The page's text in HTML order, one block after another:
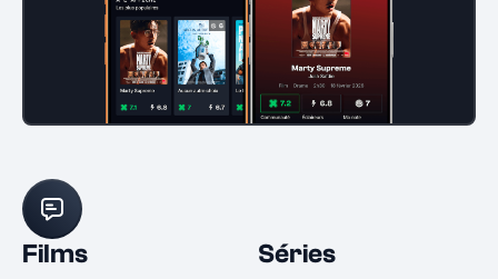
Films Séries